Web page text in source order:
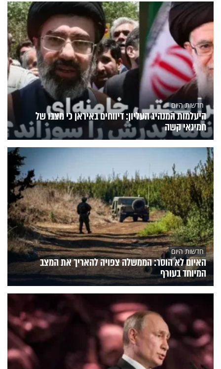
חדשות היום
היעלמות המנהיג העליון: דיווחים באיראן כי מצבו של
חמינאי קשה
חדשות היום
האיום לא הוסר: הממשלה צפויה להאריך את המצב
המיוחד בעורף